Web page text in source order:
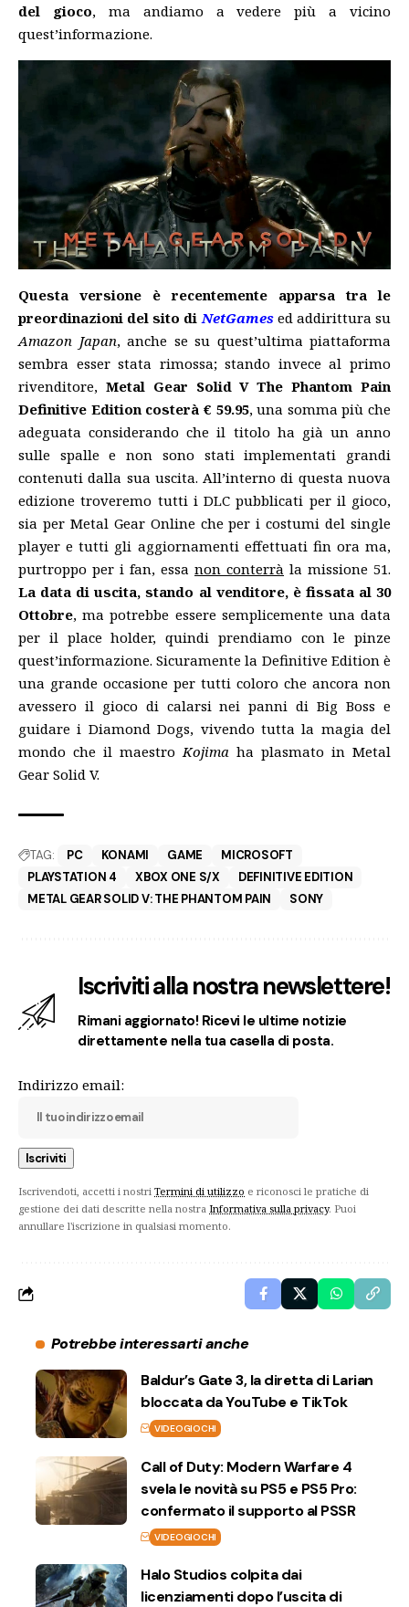
del gioco, ma andiamo a vedere più a vicino
quest’informazione.
Questa versione è recentemente apparsa tra le
preordinazioni del sito diNetGames ed addirittura su
Amazon Japan, anche se su quest’ultima piattaforma
sembra esser stata rimossa; stando invece al primo
rivenditore, Metal Gear Solid V The Phantom Pain
Definitive Edition costerà € 59.95, una somma più che
adeguata considerando che il titolo ha già un anno
sulle spalle e non sono stati implementati grandi
contenuti dalla sua uscita. All’interno di questa nuova
edizione troveremo tutti i DLC pubblicati per il gioco,
sia per Metal Gear Online che per i costumi del single
player e tutti gli aggiornamenti effettuati fin ora ma,
purtroppo per i fan, essa non conterrà la missione 51.
La data di uscita, stando al venditore, è fissata al 30
Ottobre, ma potrebbe essere semplicemente una data
per il place holder, quindi prendiamo con le pinze
quest’informazione. Sicuramente la Definitive Edition è
una grande occasione per tutti coloro che ancora non
avessero il gioco di calarsi nei panni di Big Boss e
guidare i Diamond Dogs, vivendo tutta la magia del
mondo che il maestroKojima ha plasmato in Metal
Gear Solid V.
TAG: PC KONAMI GAME
MICROSOFT
PLAYSTATION 4
XBOX ONE S/X
DEFINITIVE EDITION
METAL GEAR SOLID V: THE PHANTOM PAIN
SONY
Iscriviti alla nostra newslettere!
Rimani aggiornato! Ricevi le ultime notizie
direttamente nella tua casella di posta.
Indirizzo email:
Iscrivendoti, accetti i nostri Termini di utilizzo e riconosci le pratiche di
gestione dei dati descritte nella nostra Informativa sulla privacy. Puoi
annullare l'iscrizione in qualsiasi momento.
Potrebbe interessarti anche
Baldur’s Gate 3, la diretta di Larian
bloccata da YouTube e TikTok
VIDEOGIOCHI
Call of Duty: Modern Warfare 4
svela le novità su PS5 e PS5 Pro:
confermato il supporto al PSSR
VIDEOGIOCHI
Halo Studios colpita dai
licenziamenti dopo l’uscita di